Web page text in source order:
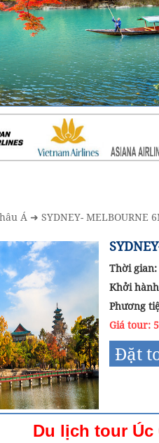
Á ➜ SYDNEY- MELBOURNE
Thời gian:
Khởi
Phương
Giá tour:
Đặt
Du lịch tour Úc